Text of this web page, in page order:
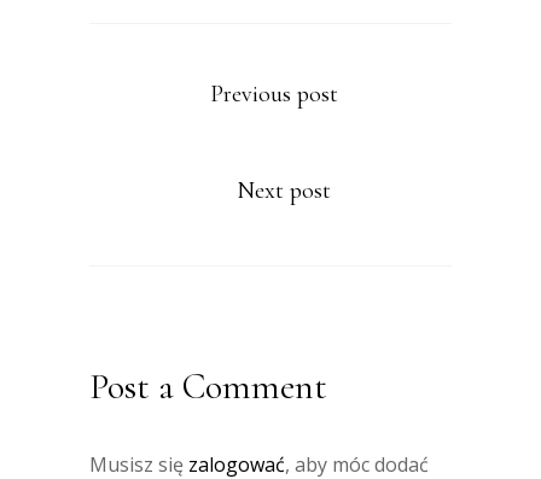
Previous post
Next post
Post a Comment
Musisz się zalogować, aby móc dodać